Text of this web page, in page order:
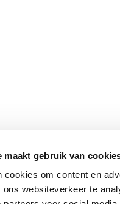
maakt gebruik van
cookies om content en
ons websiteverkeer te